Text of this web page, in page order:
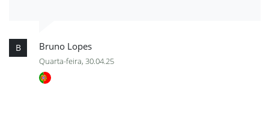
B Bruno Lopes
Quarta-feira, 30.04.25